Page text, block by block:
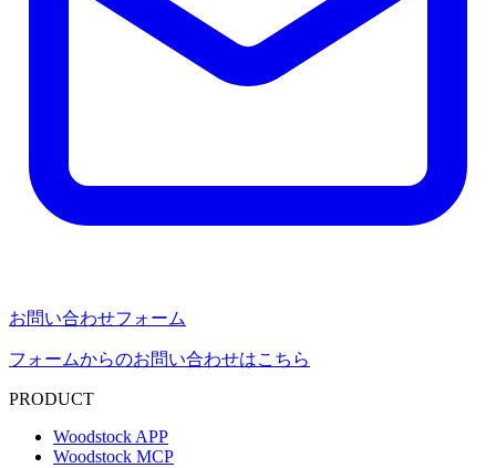
お問い合わせフォーム
フォームからのお問い合わせはこちら
PRODUCT
Woodstock APP
Woodstock MCP